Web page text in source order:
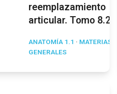
reemplazamiento
articular. Tomo 8.2
ANATOMÍA 1.1 · MATERIAS
GENERALES